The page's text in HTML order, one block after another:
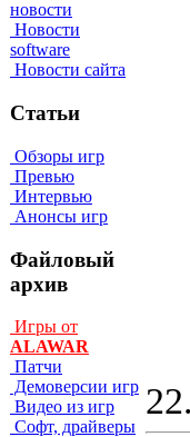
новости
Новости
software
Новости сайта
Статьи
Обзоры игр
Превью
Интервью
Анонсы игр
Файловый
архив
Игры от
ALAWAR
Патчи
Демоверсии игр
Видео из игр
Софт, драйверы